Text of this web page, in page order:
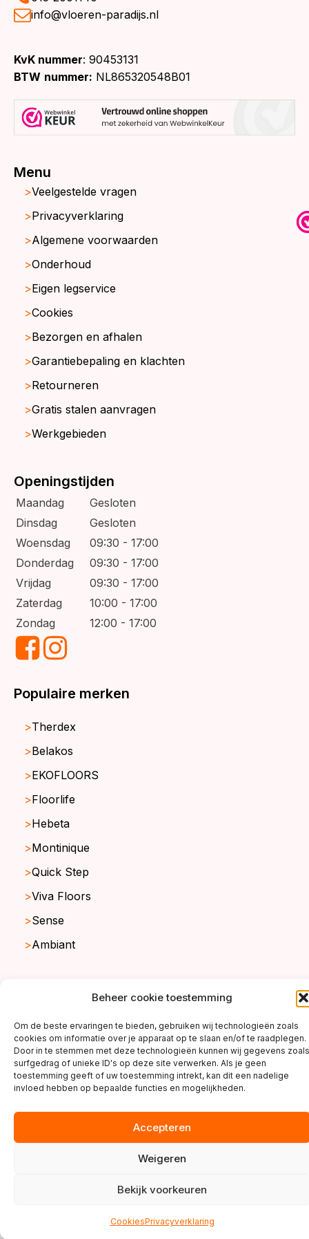
Beheer cookie toestemming
Om de beste ervaringen te bieden, gebruiken wij technologieën zoals
cookies om informatie over je apparaat op te slaan en/of te raadplegen.
Door in te stemmen met deze technologieën kunnen wij gegevens zoals
surfgedrag of unieke ID's op deze site verwerken. Als je geen
toestemming geeft of uw toestemming intrekt, kan dit een nadelige
invloed hebben op bepaalde functies en mogelijkheden.
Accepteren
Weigeren
Bekijk voorkeuren
CookiesPrivacyverklaring
info@vloeren-paradijs.nl
KvK nummer: 90453131
BTW nummer: NL865320548B01
Menu
Veelgestelde vragen
Privacyverklaring
Algemene voorwaarden
Onderhoud
Eigen legservice
Cookies
Bezorgen en afhalen
Garantiebepaling en klachten
Retourneren
Gratis stalen aanvragen
Werkgebieden
Openingstijden
Maandag
Gesloten
Dinsdag
Gesloten
Woensdag
09:30 - 17:00
Donderdag
09:30 - 17:00
Vrijdag
09:30 - 17:00
Zaterdag
10:00 - 17:00
Zondag
12:00 - 17:00
Populaire merken
Therdex
Belakos
EKOFLOORS
Floorlife
Hebeta
Montinique
Quick Step
Viva Floors
Sense
Ambiant